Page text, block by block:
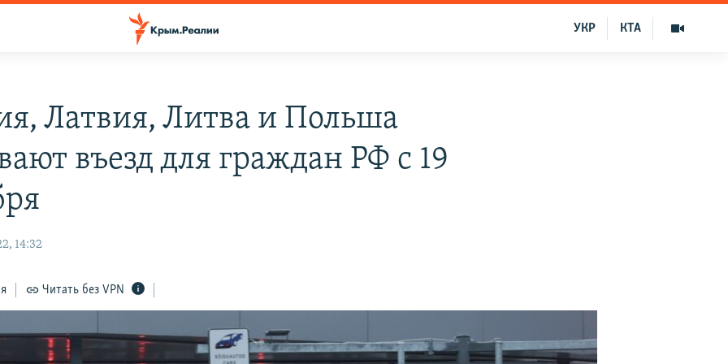
КТА
УКР
Латвия, Литва и Польша
въезд для граждан РФ с 19
14:32
Читать без VPN